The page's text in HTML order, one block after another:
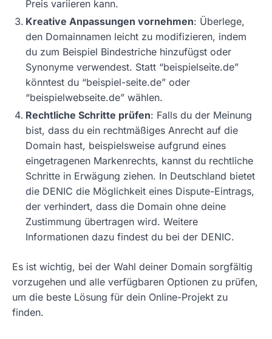
Preis variieren kann.
Kreative Anpassungen vornehmen: Überlege,
den Domainnamen leicht zu modifizieren, indem
du zum Beispiel Bindestriche hinzufügst oder
Synonyme verwendest. Statt “beispielseite.de”
könntest du “beispiel-seite.de” oder
“beispielwebseite.de” wählen.
Rechtliche Schritte prüfen: Falls du der Meinung
bist, dass du ein rechtmäßiges Anrecht auf die
Domain hast, beispielsweise aufgrund eines
eingetragenen Markenrechts, kannst du rechtliche
Schritte in Erwägung ziehen. In Deutschland bietet
die DENIC die Möglichkeit eines Dispute-Eintrags,
der verhindert, dass die Domain ohne deine
Zustimmung übertragen wird. Weitere
Informationen dazu findest du bei der DENIC.
Es ist wichtig, bei der Wahl deiner Domain sorgfältig
vorzugehen und alle verfügbaren Optionen zu prüfen,
um die beste Lösung für dein Online-Projekt zu
finden.